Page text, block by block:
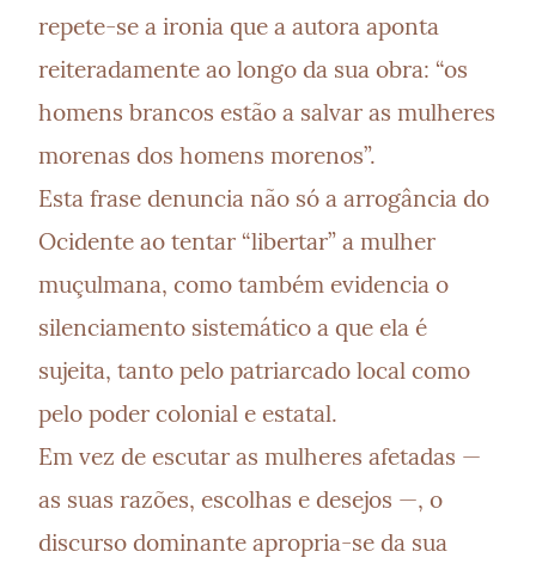
repete-se a ironia que a autora aponta
reiteradamente ao longo da sua obra: “os
homens brancos estão a salvar as mulheres
morenas dos homens morenos”.
Esta frase denuncia não só a arrogância do
Ocidente ao tentar “libertar” a mulher
muçulmana, como também evidencia o
silenciamento sistemático a que ela é
sujeita, tanto pelo patriarcado local como
pelo poder colonial e estatal.
Em vez de escutar as mulheres afetadas —
as suas razões, escolhas e desejos —, o
discurso dominante apropria-se da sua